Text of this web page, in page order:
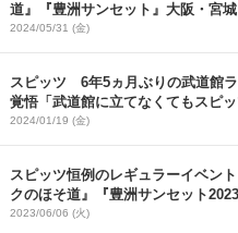
道』『豊洲サンセット』大阪・宮
ティストを発表
2024/05/31 (金)
スピッツ 6年5ヵ月ぶりの武道館
覚悟「武道館に立てなくてもスピ
2024/01/19 (金)
スピッツ恒例のレギュラーイベン
クのほそ道』『豊洲サンセット
2023/06/06 (火)